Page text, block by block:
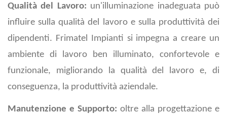
Qualità del Lavoro: un'illuminazione inadeguata può
influire sulla qualità del lavoro e sulla produttività dei
dipendenti. Frimatel Impianti si impegna a creare un
ambiente di lavoro ben illuminato, confortevole e
funzionale, migliorando la qualità del lavoro e, di
conseguenza, la produttività aziendale.
Manutenzione e Supporto: oltre alla progettazione e